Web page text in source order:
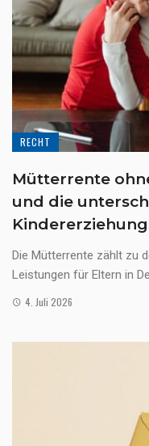
RECHT
Mütterrente
und die
Die Mütterrente zählt zu
Leistungen für Eltern in
4. Juli 2026